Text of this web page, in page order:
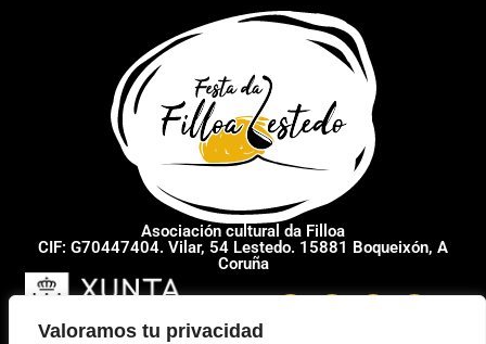
Valoramos tu privacidad
Asociación cultural da Filloa
CIF: G70447404. Vilar, 54 Lestedo. 15881 Boqueixón, A
Coruña